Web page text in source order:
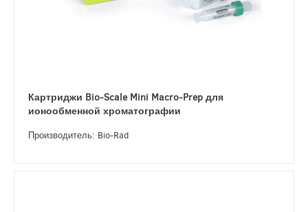
Картриджи Bio-Scale Mini Macro-Prep для
ионообменной хроматографии
Производитель: Bio-Rad